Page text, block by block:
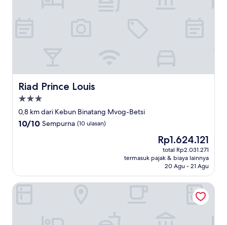
Riad Prince Louis
Riad Prince Louis
Properti
bintang
3.0
0,8 km dari Kebun Binatang Mvog-Betsi
10.0
10/10 Sempurna (10 ulasan)
Harga
sekarang
Rp1.624.121
Rp1.624.121
total Rp2.031.271
termasuk pajak & biaya lainnya
20 Agu - 21 Agu
Résidence hôtelière LA ROSELINE